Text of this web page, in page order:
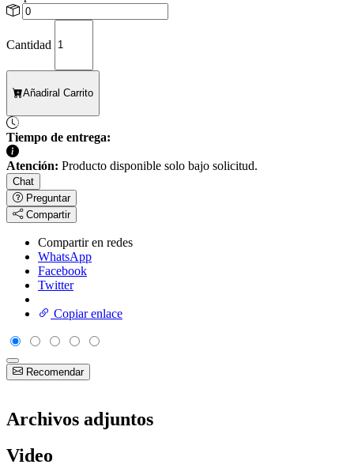
Cantidad
Añadiral Carrito
Tiempo de entrega:
Atención: Producto disponible solo bajo solicitud.
Chat
Preguntar
Compartir
Compartir en redes
WhatsApp
Facebook
Twitter
Copiar enlace
Recomendar
Archivos adjuntos
Video